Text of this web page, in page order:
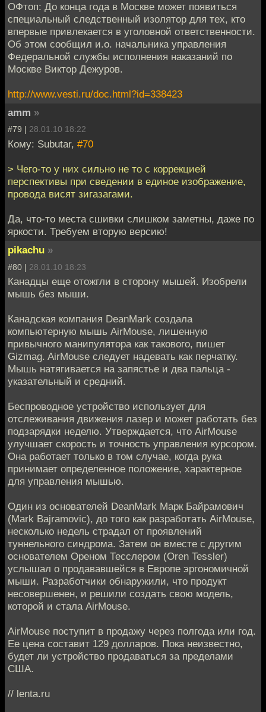
ОФтоп: До конца года в Москве может появиться
специальный следственный изолятор для тех, кто
впервые привлекается в уголовной ответственности.
Об этом сообщил и.о. начальника управления
Федеральной службы исполнения наказаний по
Москве Виктор Дежуров.
http://www.vesti.ru/doc.html?id=338423
amm »
#79 | 28.01.10 18:22
Кому: Subutar, #70
> Чего-то у них сильно не то с коррекцией
перспективы при сведении в единое изображение,
провода висят зигазагами.
Да, что-то места сшивки слишком заметны, даже по
яркости. Требуем вторую версию!
pikachu »
#80 | 28.01.10 18:23
Канадцы еще отожгли в сторону мышей. Изобрели
мышь без мыши.
Канадская компания DeanMark создала
компьютерную мышь AirMouse, лишенную
привычного манипулятора как такового, пишет
Gizmag. AirMouse следует надевать как перчатку.
Мышь натягивается на запястье и два пальца -
указательный и средний.
Беспроводное устройство использует для
отслеживания движения лазер и может работать без
подзарядки неделю. Утверждается, что AirMouse
улучшает скорость и точность управления курсором.
Она работает только в том случае, когда рука
принимает определенное положение, характерное
для управления мышью.
Один из основателей DeanMark Марк Байрамович
(Mark Bajramovic), до того как разработать AirMouse,
несколько недель страдал от проявлений
туннельного синдрома. Затем он вместе с другим
основателем Ореном Тесслером (Oren Tessler)
услышал о продававшейся в Европе эргономичной
мыши. Разработчики обнаружили, что продукт
несовершенен, и решили создать свою модель,
которой и стала AirMouse.
AirMouse поступит в продажу через полгода или год.
Ее цена составит 129 долларов. Пока неизвестно,
будет ли устройство продаваться за пределами
США.
// lenta.ru